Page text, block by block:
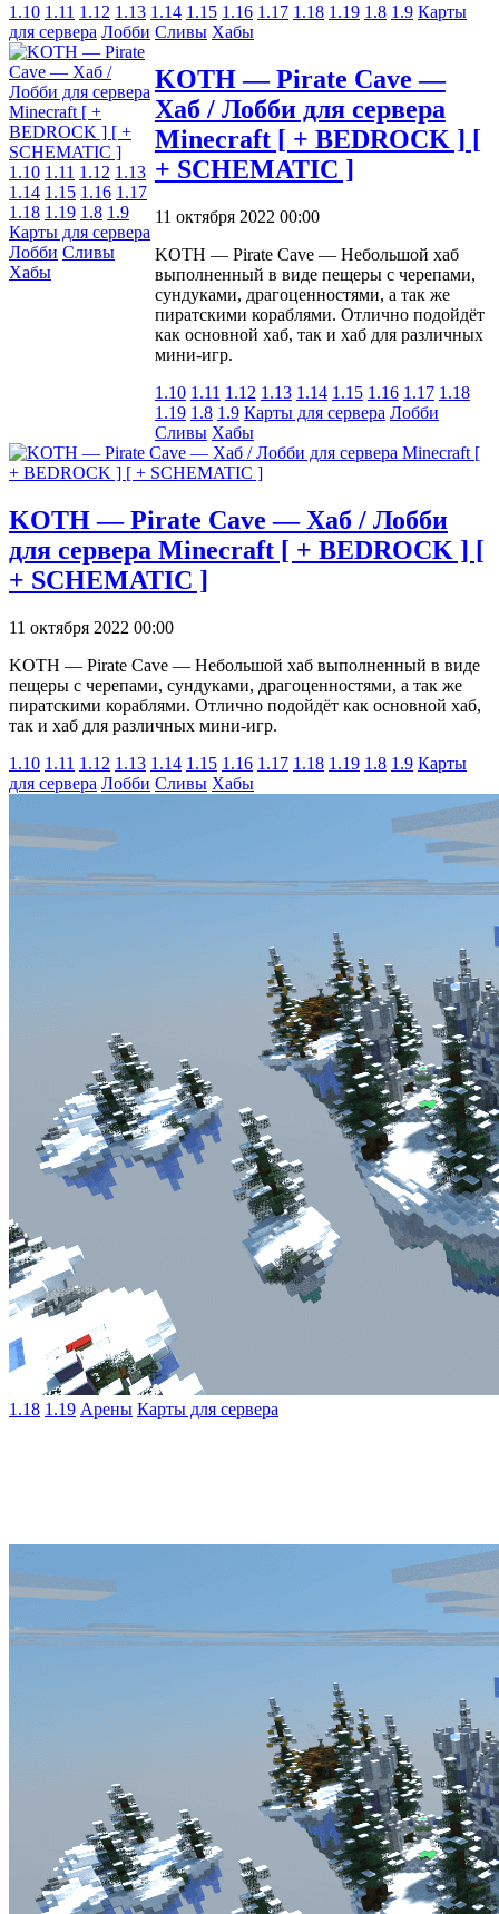
1.10 1.11 1.12 1.13 1.14 1.15 1.16 1.17 1.18 1.19 1.8 1.9 Карты
для сервера Лобби Сливы Хабы
1.10 1.11 1.12 1.13
1.14 1.15 1.16 1.17
1.18 1.19 1.8 1.9
Карты для сервера
Лобби Сливы
Хабы
KOTH — Pirate Cave —
Хаб / Лобби для сервера
Minecraft [ + BEDROCK ] [
+ SCHEMATIC ]
11 октября 2022 00:00
KOTH — Pirate Cave — Небольшой хаб
выполненный в виде пещеры с черепами,
сундуками, драгоценностями, а так же
пиратскими кораблями. Отлично подойдёт
как основной хаб, так и хаб для различных
мини-игр.
1.10 1.11 1.12 1.13 1.14 1.15 1.16 1.17 1.18
1.19 1.8 1.9 Карты для сервера Лобби
Сливы Хабы
KOTH — Pirate Cave — Хаб / Лобби
для сервера Minecraft [ + BEDROCK ] [
+ SCHEMATIC ]
11 октября 2022 00:00
KOTH — Pirate Cave — Небольшой хаб выполненный в виде
пещеры с черепами, сундуками, драгоценностями, а так же
пиратскими кораблями. Отлично подойдёт как основной хаб,
так и хаб для различных мини-игр.
1.10 1.11 1.12 1.13 1.14 1.15 1.16 1.17 1.18 1.19 1.8 1.9 Карты
для сервера Лобби Сливы Хабы
1.18 1.19 Арены Карты для сервера